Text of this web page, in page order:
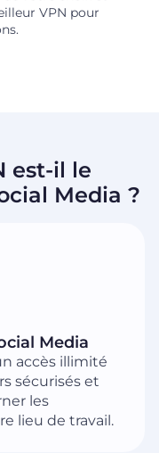
VPN pour
est-il le
Media ?
Media
accès illimité
sécurisés et
les
lieu de travail.